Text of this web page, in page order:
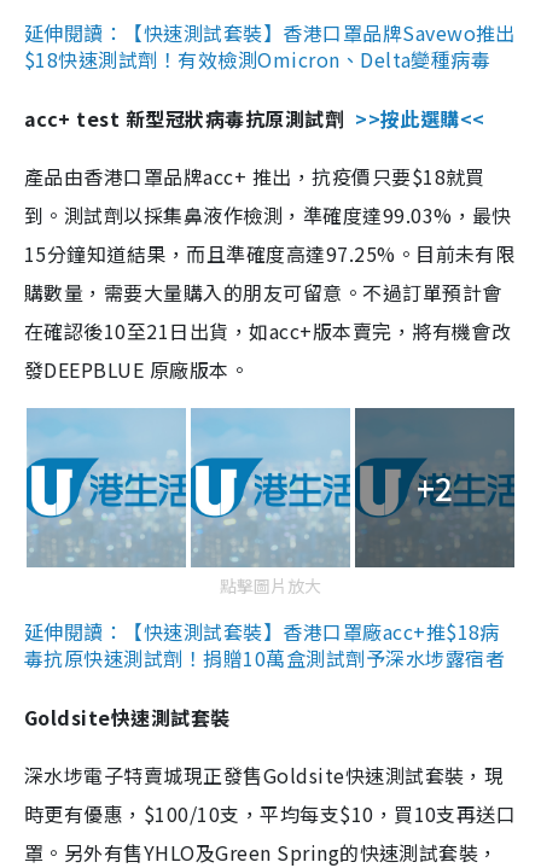
延伸閱讀：【快速測試套裝】香港口罩品牌Savewo推出
$18快速測試劑！有效檢測Omicron、Delta變種病毒
acc+ test 新型冠狀病毒抗原測試劑 >>按此選購<<
產品由香港口罩品牌acc+ 推出，抗疫價只要$18就買
到。測試劑以採集鼻液作檢測，準確度達99.03%，最快
15分鐘知道結果，而且準確度高達97.25%。目前未有限
購數量，需要大量購入的朋友可留意。不過訂單預計會
在確認後10至21日出貨，如acc+版本賣完，將有機會改
發DEEPBLUE 原廠版本。
+2
點擊圖片放大
延伸閱讀：【快速測試套裝】香港口罩廠acc+推$18病
毒抗原快速測試劑！捐贈10萬盒測試劑予深水埗露宿者
Goldsite快速測試套裝
深水埗電子特賣城現正發售Goldsite快速測試套裝，現
時更有優惠，$100/10支，平均每支$10，買10支再送口
罩。另外有售YHLO及Green Spring的快速測試套裝，